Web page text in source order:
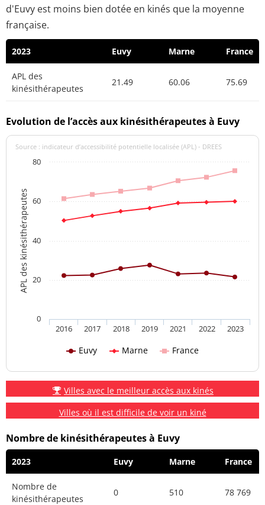
d'Euvy est moins bien dotée en kinés que la moyenne
française.
2023 Euvy Marne France
APL des
kinésithérapeutes
21.49 60.06 75.69
Evolution de l’accès aux kinésithérapeutes à Euvy
APL des kinésithérapeutes
Source : indicateur d’accessibilité potentielle localisée (APL) - DREES
Euvy Marne France
2016 2017 2018 2019 2021 2022 2023
0
20
40
60
80
Villes avec le meilleur accès aux kinés
Villes où il est difficile de voir un kiné
Nombre de kinésithérapeutes à Euvy
2023 Euvy Marne France
Nombre de
kinésithérapeutes
0 510 78 769